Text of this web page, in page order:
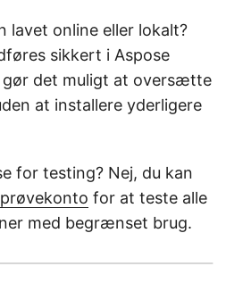
lavet online eller lokalt?
sikkert i Aspose
gør det muligt at oversætte
at installere yderligere
for testing? Nej, du kan
for at teste alle
med begrænset brug.